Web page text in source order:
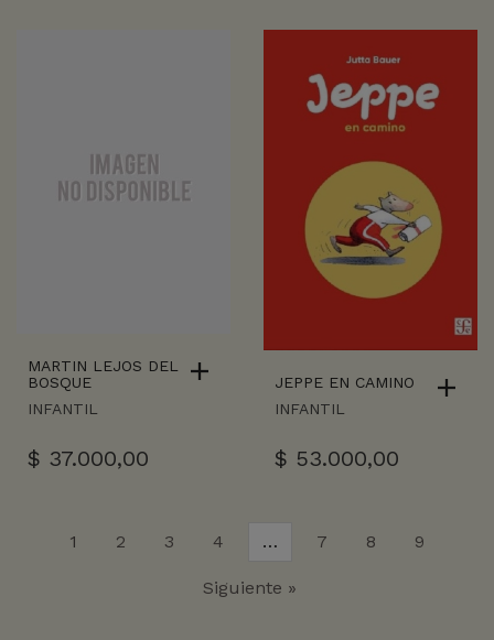
MARTIN LEJOS DEL
BOSQUE
INFANTIL
$ 37.000,00
JEPPE EN CAMINO
INFANTIL
$ 53.000,00
1 2 3 4 … 7 8 9
Siguiente »